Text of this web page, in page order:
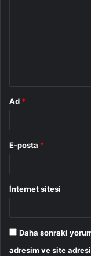
Ad *
E-posta *
İnternet sitesi
Daha sonraki
adresim ve site